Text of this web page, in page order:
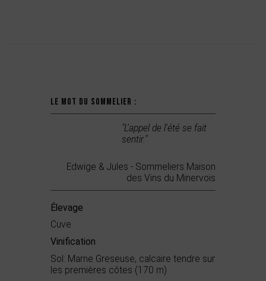
Le mot du sommelier :
"L'appel de l'été se fait
sentir."
Edwige & Jules - Sommeliers Maison
des Vins du Minervois
Élevage
Cuve
Vinification
Sol: Marne Greseuse, calcaire tendre sur
les premières côtes (170 m)